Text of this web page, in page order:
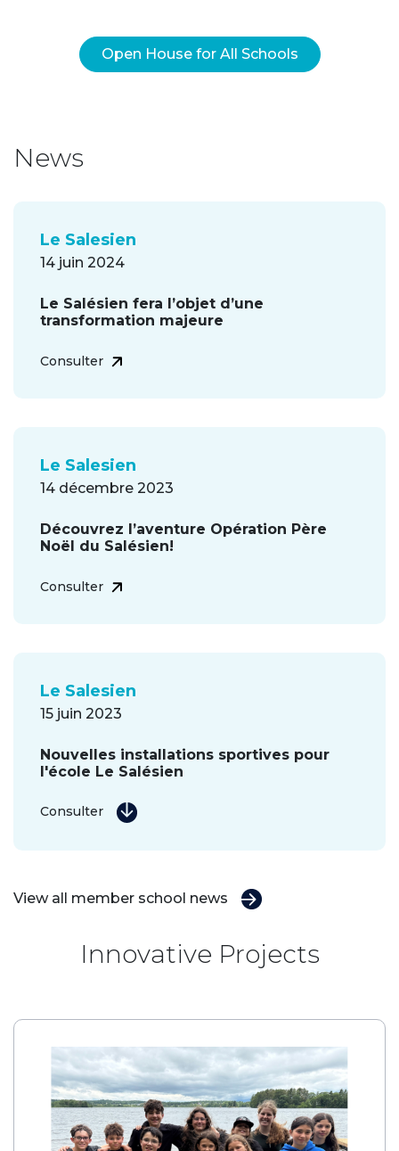
Open House for All Schools
News
View all member school news
Le Salesien
14 juin 2024
Le Salésien fera l’objet d’une
transformation majeure
Consulter
Le Salesien
14 décembre 2023
Découvrez l’aventure Opération Père
Noël du Salésien!
Consulter
Le Salesien
15 juin 2023
Nouvelles installations sportives pour
l'école Le Salésien
Consulter
Innovative Projects